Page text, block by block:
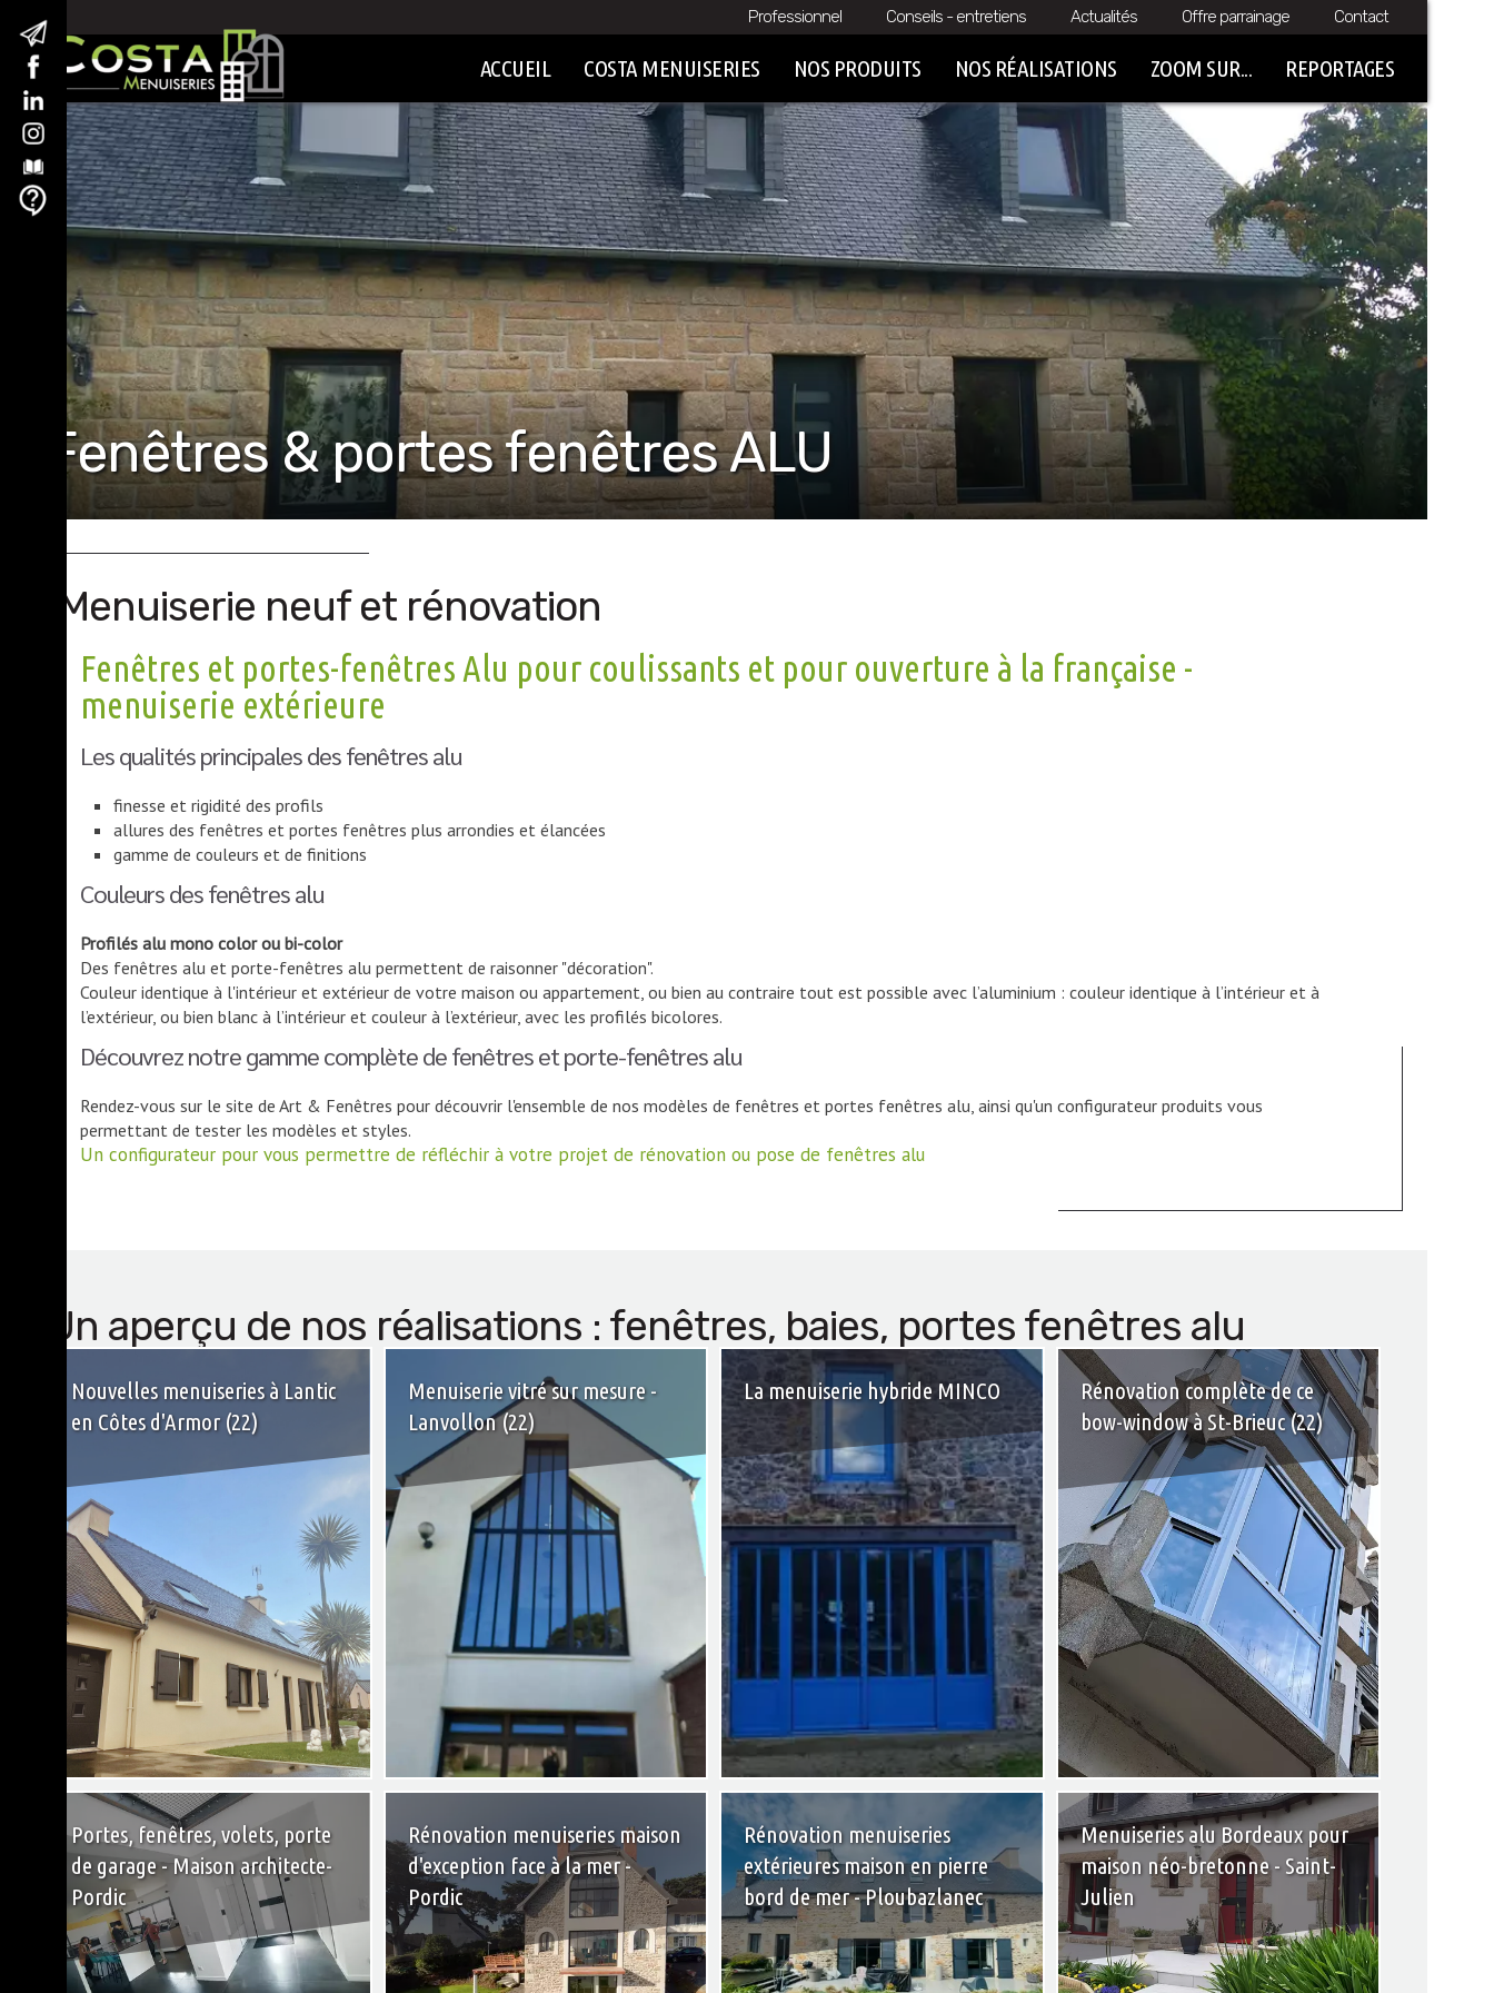
Professionnel Conseils - entretiens Actualités Offre parrainage Contact
ACCUEIL COSTA MENUISERIES NOS PRODUITS NOS RÉALISATIONS ZOOM SUR... REPORTAGES
Fenêtres & portes fenêtres ALU
Menuiserie neuf et rénovation
Fenêtres et portes-fenêtres Alu pour coulissants et pour ouverture à la française -
menuiserie extérieure
Les qualités principales des fenêtres alu
finesse et rigidité des profils
allures des fenêtres et portes fenêtres plus arrondies et élancées
gamme de couleurs et de finitions
Couleurs des fenêtres alu
Profilés alu mono color ou bi-color
Des fenêtres alu et porte-fenêtres alu permettent de raisonner "décoration".
Couleur identique à l'intérieur et extérieur de votre maison ou appartement, ou bien au contraire tout est possible avec l’aluminium : couleur identique à l’intérieur et à
l’extérieur, ou bien blanc à l’intérieur et couleur à l’extérieur, avec les profilés bicolores.
Découvrez notre gamme complète de fenêtres et porte-fenêtres alu
Rendez-vous sur le site de Art & Fenêtres pour découvrir l'ensemble de nos modèles de fenêtres et portes fenêtres alu, ainsi qu'un configurateur produits vous
permettant de tester les modèles et styles.
Un configurateur pour vous permettre de réfléchir à votre projet de rénovation ou pose de fenêtres alu
Un aperçu de nos réalisations : fenêtres, baies, portes fenêtres alu
Nouvelles menuiseries à Lantic
en Côtes d'Armor (22)
+
Menuiserie vitré sur mesure -
Lanvollon (22)
+
La menuiserie hybride MINCO
+
Rénovation complète de ce
bow-window à St-Brieuc (22)
+
Portes, fenêtres, volets, porte
de garage - Maison architecte-
Pordic
Rénovation menuiseries maison
d'exception face à la mer -
Pordic
Rénovation menuiseries
extérieures maison en pierre
bord de mer - Ploubazlanec
Menuiseries alu Bordeaux pour
maison néo-bretonne - Saint-
Julien